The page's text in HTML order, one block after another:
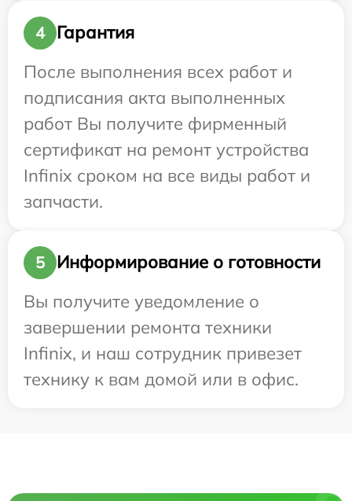
4
Гарантия
После выполнения всех работ и
подписания акта выполненных
работ Вы получите фирменный
сертификат на ремонт устройства
Infinix сроком на все виды работ и
запчасти.
5
Информирование о готовности
Вы получите уведомление о
завершении ремонта техники
Infinix, и наш сотрудник привезет
технику к вам домой или в офис.